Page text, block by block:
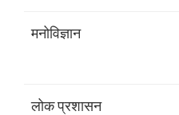
मनोविज्ञान
लोक प्रशासन